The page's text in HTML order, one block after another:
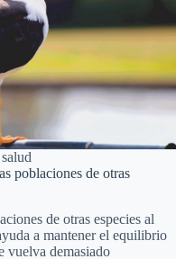
poblaciones de otras
de otras especies al
a mantener el equilibrio
vuelva demasiado